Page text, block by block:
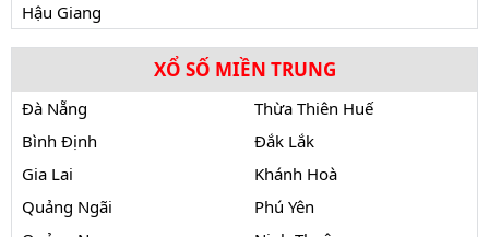
Hậu Giang
XỔ SỐ MIỀN TRUNG
Đà Nẵng
Thừa Thiên Huế
Bình Định
Đắk Lắk
Gia Lai
Khánh Hoà
Quảng Ngãi
Phú Yên